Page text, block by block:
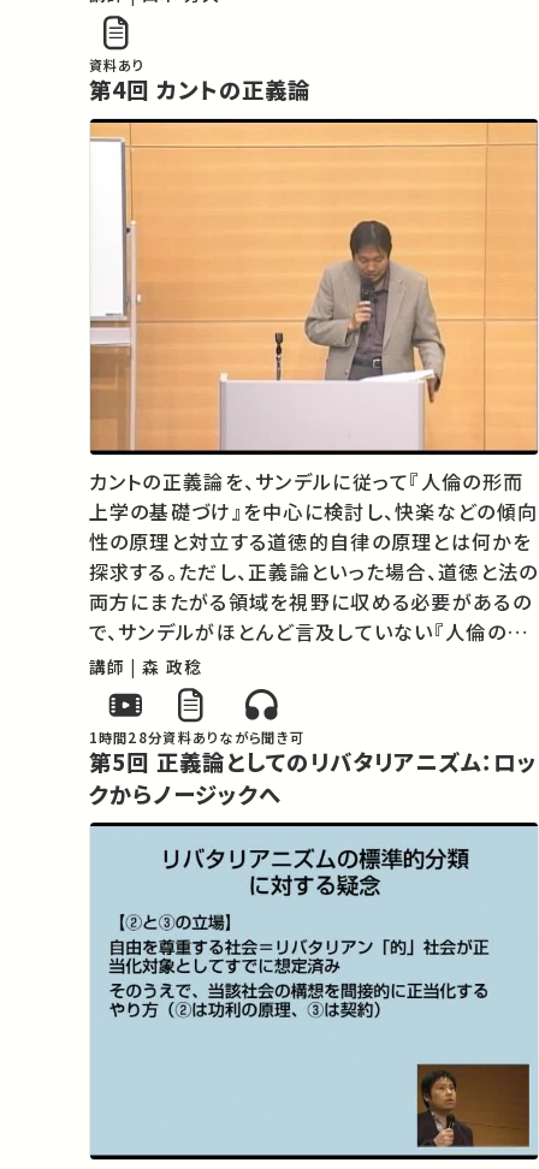
10）
資料あり
第4回 カントの正義論
カントの正義論を、サンデルに従って『人倫の形而
上学の基礎づけ』を中心に検討し、快楽などの傾向
性の原理と対立する道徳的自律の原理とは何かを
探求する。ただし、正義論といった場合、道徳と法の
両方にまたがる領域を視野に収める必要があるの
で、サンデルがほとんど言及していない『人倫の形
而上学・法論』『同・徳論』についても触れ、カント正
義論の複雑な性格を明らかにする。（Chap. 6）
講師 | 森 政稔
1時間28分資料ありながら聞き可
第5回 正義論としてのリバタリアニズム：ロッ
クからノージックへ